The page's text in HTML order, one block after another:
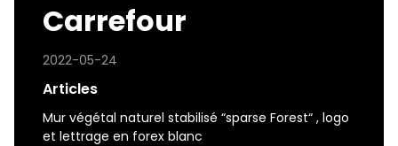
Carrefour
2022-05-24
Articles
Mur végétal naturel stabilisé “sparse Forest“ , logo
et lettrage en forex blanc